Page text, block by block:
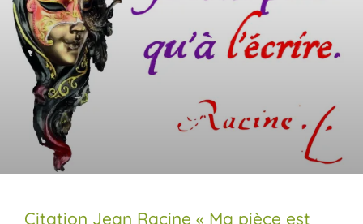
Citation Jean Racine « Ma pièce est